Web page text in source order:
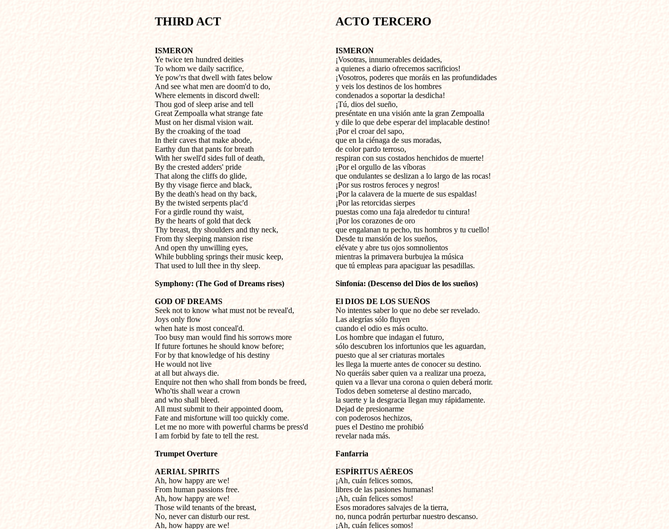
THIRD ACT
ISMERON
Ye twice ten hundred deities
To whom we daily sacrifice,
Ye pow'rs that dwell with fates below
And see what men are doom'd to do,
Where elements in discord dwell:
Thou god of sleep arise and tell
Great Zempoalla what strange fate
Must on her dismal vision wait.
By the croaking of the toad
In their caves that make abode,
Earthy dun that pants for breath
With her swell'd sides full of death,
By the crested adders' pride
That along the cliffs do glide,
By thy visage fierce and black,
By the death's head on thy back,
By the twisted serpents plac'd
For a girdle round thy waist,
By the hearts of gold that deck
Thy breast, thy shoulders and thy neck,
From thy sleeping mansion rise
And open thy unwilling eyes,
While bubbling springs their music keep,
That used to lull thee in thy sleep.
Symphony: (The God of Dreams rises)
GOD OF DREAMS
Seek not to know what must not be reveal'd,
Joys only flow
when hate is most conceal'd.
Too busy man would find his sorrows more
If future fortunes he should know before;
For by that knowledge of his destiny
He would not live
at all but always die.
Enquire not then who shall from bonds be freed,
Who'tis shall wear a crown
and who shall bleed.
All must submit to their appointed doom,
Fate and misfortune will too quickly come.
Let me no more with powerful charms be press'd
I am forbid by fate to tell the rest.
Trumpet Overture
AERIAL SPIRITS
Ah, how happy are we!
From human passions free.
Ah, how happy are we!
Those wild tenants of the breast,
No, never can disturb our rest.
Ah, how happy are we!
ACTO TERCERO
ISMERON
¡Vosotras, innumerables deidades,
a quienes a diario ofrecemos sacrificios!
¡Vosotros, poderes que moráis en las profundidades
y veis los destinos de los hombres
condenados a soportar la desdicha!
¡Tú, dios del sueño,
preséntate en una visión ante la gran Zempoalla
y dile lo que debe esperar del implacable destino!
¡Por el croar del sapo,
que en la ciénaga de sus moradas,
de color pardo terroso,
respiran con sus costados henchidos de muerte!
¡Por el orgullo de las víboras
que ondulantes se deslizan a lo largo de las rocas!
¡Por sus rostros feroces y negros!
¡Por la calavera de la muerte de sus espaldas!
¡Por las retorcidas sierpes
puestas como una faja alrededor tu cintura!
¡Por los corazones de oro
que engalanan tu pecho, tus hombros y tu cuello!
Desde tu mansión de los sueños,
elévate y abre tus ojos somnolientos
mientras la primavera burbujea la música
que tú empleas para apaciguar las pesadillas.
Sinfonía: (Descenso del Dios de los sueños)
El DIOS DE LOS SUEÑOS
No intentes saber lo que no debe ser revelado.
Las alegrías sólo fluyen
cuando el odio es más oculto.
Los hombre que indagan el futuro,
sólo descubren los infortunios que les aguardan,
puesto que al ser criaturas mortales
les llega la muerte antes de conocer su destino.
No queráis saber quien va a realizar una proeza,
quien va a llevar una corona o quien deberá morir.
Todos deben someterse al destino marcado,
la suerte y la desgracia llegan muy rápidamente.
Dejad de presionarme
con poderosos hechizos,
pues el Destino me prohibió
revelar nada más.
Fanfarria
ESPÍRITUS AÉREOS
¡Ah, cuán felices somos,
libres de las pasiones humanas!
¡Ah, cuán felices somos!
Esos moradores salvajes de la tierra,
no, nunca podrán perturbar nuestro descanso.
¡Ah, cuán felices somos!